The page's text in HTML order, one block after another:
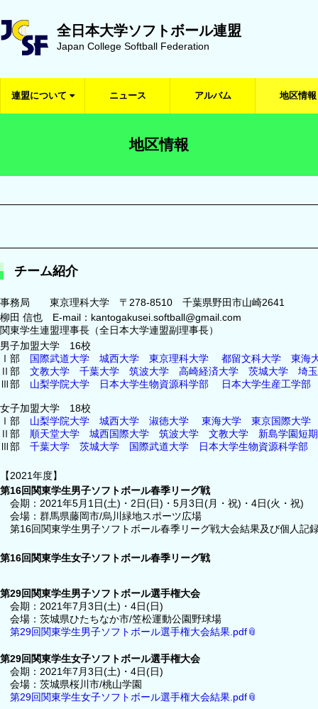
全日本大学ソフトボール連盟
Japan College Softball Federation
連盟について ニュース アルバム 地区情報
地区情報
チーム紹介
事務局 東京理科大学 〒278-8510 千葉県野田市山崎2641
柳田 信也 E-mail： kantogakusei.softball@gmail.com
関東学生連盟理事長（全日本大学連盟副理事長）
男子加盟大学 16校
Ⅰ部 国際武道大学 城西大学 東京理科大学 都留文科大学
東海
Ⅱ部 文教大学 千葉大学 筑波大学 高崎経済大学 茨城大学
埼
Ⅲ部 山梨学院大学 日本大学生物資源科学部 日本大学生産工学部
女子加盟大学 18校
Ⅰ部 山梨学院大学 城西大学 淑徳大学 東海大学
東京国際大学
Ⅱ部 順天堂大学 城西国際大学 筑波大学 文教大学
新島学園短
Ⅲ部 千葉大学 茨城大学 国際武道大学 日本大学生物資源科学部
【2021年度】
第16回関東学生男子ソフトボール春季リーグ戦
会期：2021年5月1日(土)・2日(日)・5月3日(月・祝)・4日(火・祝)
会場：群馬県藤岡市/烏川緑地スポーツ広場
第16回関東学生男子ソフトボール春季リーグ戦大会結果及び個人記
第16回関東学生女子ソフトボール春季リーグ戦
第29回関東学生男子ソフトボール選手権大会
会期：2021年7月3日(土)・4日(日)
会場：茨城県ひたちなか市/笠松運動公園野球場
第29回関東学生男子ソフトボール選手権大会結果.pdf
第29回関東学生女子ソフトボール選手権大会
会期：2021年7月3日(土)・4日(日)
会場：茨城県桜川市/桃山学園
第29回関東学生女子ソフトボール選手権大会結果.pdf